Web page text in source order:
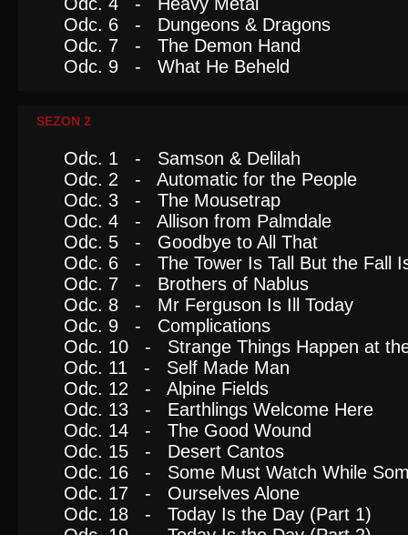
Odc. 6 - Dungeons & Dragons
Odc. 7 - The Demon Hand
Odc. 9 - What He Beheld
SEZON 2
Odc. 1 - Samson & Delilah
Odc. 2 - Automatic for the People
Odc. 3 - The Mousetrap
Odc. 4 - Allison from Palmdale
Odc. 5 - Goodbye to All That
Odc. 6 - The Tower Is Tall But the Fall
Odc. 7 - Brothers of Nablus
Odc. 8 - Mr Ferguson Is Ill Today
Odc. 9 - Complications
Odc. 10 - Strange Things Happen at
Odc. 11 - Self Made Man
Odc. 12 - Alpine Fields
Odc. 13 - Earthlings Welcome Here
Odc. 14 - The Good Wound
Odc. 15 - Desert Cantos
Odc. 16 - Some Must Watch While
Odc. 17 - Ourselves Alone
Odc. 18 - Today Is the Day (Part 1)